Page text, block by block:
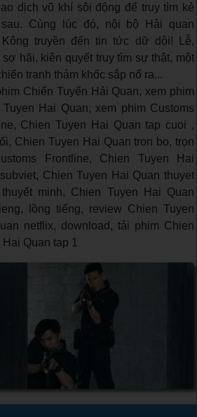
dịch vũ khí sôi động để truy tìm kẻ
Cùng lúc đó, nội bộ Hải quan
Kông truyền đến tin tức dữ dội! Lễ,
sợ hãi, kiên quyết truy tìm sự thật, một
tranh thảm khốc sắp nổ ra...
Chiến Tuyến Hải Quan, xem phim
Tuyen Hai Quan, xem phim Customs
Chien Tuyen Hai Quan tap cuoi ,
Chien Tuyen Hai Quan tron bo, trọn
Frontline, Chien Tuyen Hai
Chien Tuyen Hai Quan thuyet
thuyết minh, Chien Tuyen Hai Quan
lồng tiếng, review Chien Tuyen
netflix, download, tải phim Chien
Quan tap 1